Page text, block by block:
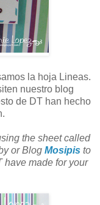
la hoja Lineas.
nuestro blog
de DT han hecho
the sheet called
or Blog Mosipis to
have made for your